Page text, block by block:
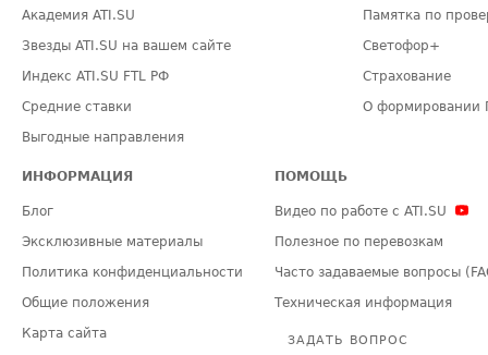
Академия ATI.SU
Звезды ATI.SU на вашем сайте
Индекс ATI.SU FTL РФ
Средние ставки
Выгодные направления
Памятка по
Светофор+
Страхование
О формировании
ИНФОРМАЦИЯ
Блог
Эксклюзивные материалы
Политика конфиденциальности
Общие положения
Карта сайта
ПОМОЩЬ
Видео по работе с ATI.SU
Полезное по перевозкам
Часто задаваемые вопросы
Техническая информация
ЗАДАТЬ ВОПРОС